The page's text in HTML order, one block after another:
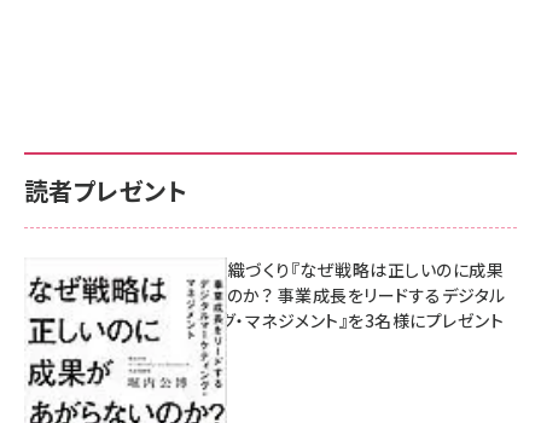
読者プレゼント
成果を生む組織づくり『なぜ戦略は正しいのに成果
があがらないのか？ 事業成長をリードするデジタル
マーケティング・マネジメント』を3名様にプレゼント
10:00